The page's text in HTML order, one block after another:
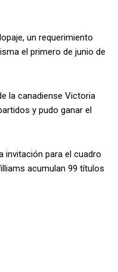
un requerimiento
el primero de junio de
la canadiense Victoria
y pudo ganar el
invitación para el cuadro
acumulan 99 títulos